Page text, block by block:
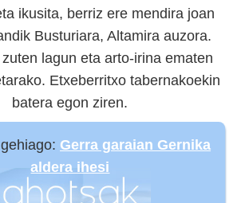
ikusita, berriz ere mendira joan
Busturiara, Altamira auzora.
lagun eta arto-irina ematen
Etxeberritxo tabernakoekin
batera egon ziren.
Gerra garaian Gernika
aldera ihesi